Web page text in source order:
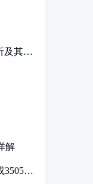
及其在
解
3505代